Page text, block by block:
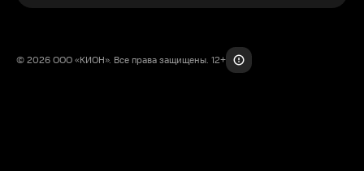
© 2026 ООО «КИОН». Все права защищены. 12+